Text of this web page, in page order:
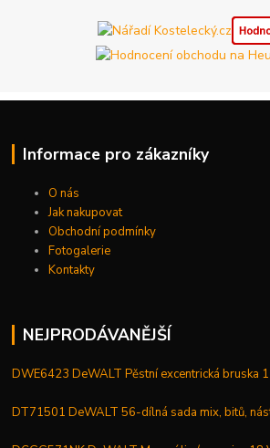
Informace pro zákazníky
O nás
Jak nakupovat
Obchodní podmínky
Fotogalerie
Kontakty
NEJPRODÁVANĚJŠÍ
DWE6423 DeWALT Pěstní excentrická bruska
DT71501 DeWALT 56-dílná sada mix, bitů,